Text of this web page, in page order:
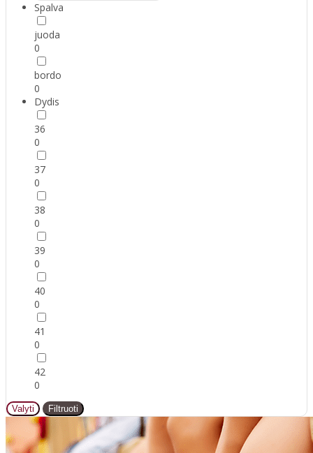
Spalva
juoda
0
bordo
0
Dydis
36
0
37
0
38
0
39
0
40
0
41
0
42
0
Valyti Filtruoti